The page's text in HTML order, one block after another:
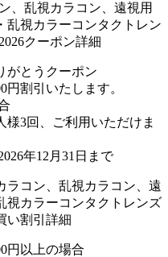
、乱視カラコン、遠視用
乱視カラーコンタクトレン
クーポン詳細
がとうクーポン
円割引 いたします。
様3回
、ご利用いただけま
年12月31日まで
ラコン、乱視カラコン、遠
視カラーコンタクトレンズ
い割引詳細
円以上の場合